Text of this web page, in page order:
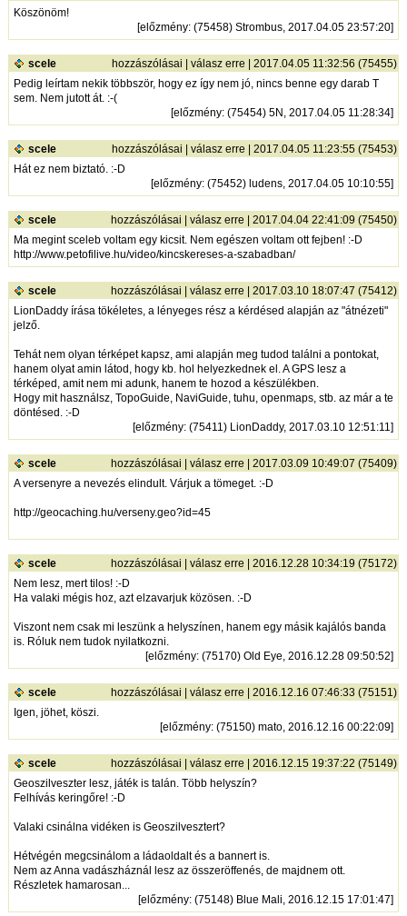
Köszönöm!
[előzmény: (75458) Strombus, 2017.04.05 23:57:20]
scele hozzászólásai |válasz erre | 2017.04.05 11:32:56 (75455)
Pedig leírtam nekik többször, hogy ez így nem jó, nincs benne egy darab T
sem. Nem jutott át. :-(
[előzmény: (75454) 5N, 2017.04.05 11:28:34]
scele hozzászólásai |válasz erre | 2017.04.05 11:23:55 (75453)
Hát ez nem biztató. :-D
[előzmény: (75452) ludens, 2017.04.05 10:10:55]
scele hozzászólásai |válasz erre | 2017.04.04 22:41:09 (75450)
Ma megint sceleb voltam egy kicsit. Nem egészen voltam ott fejben! :-D
http://www.petofilive.hu/video/kincskereses-a-szabadban/
scele hozzászólásai |válasz erre | 2017.03.10 18:07:47 (75412)
LionDaddy írása tökéletes, a lényeges rész a kérdésed alapján az "átnézeti"
jelző.
Tehát nem olyan térképet kapsz, ami alapján meg tudod találni a pontokat,
hanem olyat amin látod, hogy kb. hol helyezkednek el. A GPS lesz a
térképed, amit nem mi adunk, hanem te hozod a készülékben.
Hogy mit használsz, TopoGuide, NaviGuide, tuhu, openmaps, stb. az már a te
döntésed. :-D
[előzmény: (75411) LionDaddy, 2017.03.10 12:51:11]
scele hozzászólásai |válasz erre | 2017.03.09 10:49:07 (75409)
A versenyre a nevezés elindult. Várjuk a tömeget. :-D
http://geocaching.hu/verseny.geo?id=45
scele hozzászólásai |válasz erre | 2016.12.28 10:34:19 (75172)
Nem lesz, mert tilos! :-D
Ha valaki mégis hoz, azt elzavarjuk közösen. :-D
Viszont nem csak mi leszünk a helyszínen, hanem egy másik kajálós banda
is. Róluk nem tudok nyilatkozni.
[előzmény: (75170) Old Eye, 2016.12.28 09:50:52]
scele hozzászólásai |válasz erre | 2016.12.16 07:46:33 (75151)
Igen, jöhet, köszi.
[előzmény: (75150) mato, 2016.12.16 00:22:09]
scele hozzászólásai |válasz erre | 2016.12.15 19:37:22 (75149)
Geoszilveszter lesz, játék is talán. Több helyszín?
Felhívás keringőre! :-D
Valaki csinálna vidéken is Geoszilvesztert?
Hétvégén megcsinálom a ládaoldalt és a bannert is.
Nem az Anna vadászháznál lesz az összeröffenés, de majdnem ott.
Részletek hamarosan...
[előzmény: (75148) Blue Mali, 2016.12.15 17:01:47]